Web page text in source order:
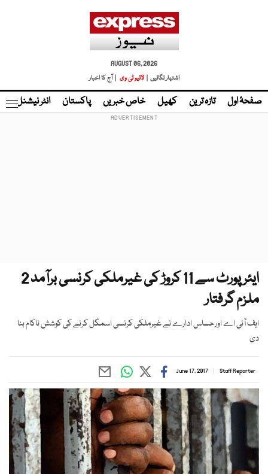
AUGUST 06, 2026
اشتہار لگائیں |
لائیو ٹی وی | آج کا اخبار
صفحۂ اول تازہ ترین کھیل خاص خبریں پاکستان انٹر نیشنل
ایئر پورٹ سے 11 کروڑ کی غیرملکی کرنسی برآمد 2
ملزم گرفتار
ایف آئی اے اورحساس ادارے نے غیرملکی کرنسی اسمگل کرنے کی کوشش ناکام بنا
دی
Staff Reporter
June 17, 2017